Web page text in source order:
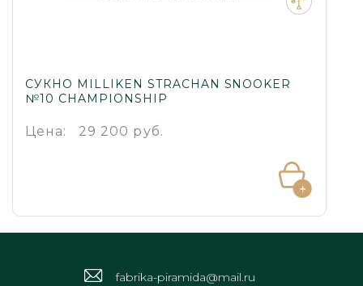
СУКНО MILLIKEN STRACHAN SNOOKER
№10 CHAMPIONSHIP
Цена: 29 200 руб.
fabrika-piramida@mail.ru